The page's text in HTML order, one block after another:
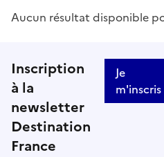
Aucun résultat disponible
Inscription
à la
newsletter
Destination
France
Je
m'inscris